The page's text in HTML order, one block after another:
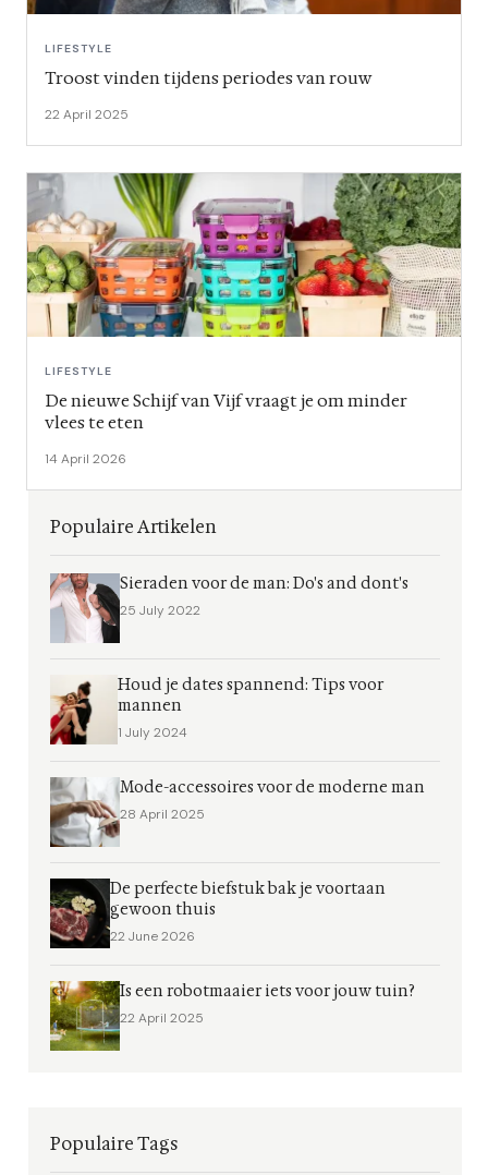
LIFESTYLE
Troost vinden tijdens periodes van rouw
22 April 2025
LIFESTYLE
De nieuwe Schijf van Vijf vraagt je om minder
vlees te eten
14 April 2026
Populaire Artikelen
Sieraden voor de man: Do's and dont's
25 July 2022
Houd je dates spannend: Tips voor
mannen
1 July 2024
Mode-accessoires voor de moderne man
28 April 2025
De perfecte biefstuk bak je voortaan
gewoon thuis
22 June 2026
Is een robotmaaier iets voor jouw tuin?
22 April 2025
Populaire Tags